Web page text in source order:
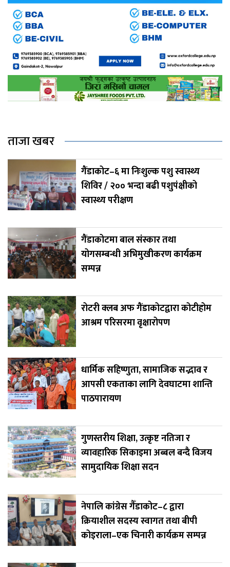
ताजा खबर
गैंडाकोट–६ मा निःशुल्क पशु स्वास्थ्य
शिविर / २०० भन्दा बढी पशुपंक्षीको
स्वास्थ्य परीक्षण
गैंडाकोटमा बाल संस्कार तथा
योगसम्बन्धी अभिमुखीकरण कार्यक्रम
सम्पन्न
रोटरी क्लब अफ गैंडाकोटद्वारा कोटीहोम
आश्रम परिसरमा वृक्षारोपण
धार्मिक सहिष्णुता, सामाजिक सद्भाव र
आपसी एकताका लागि देवघाटमा शान्ति
पाठपारायण
गुणस्तरीय शिक्षा, उत्कृष्ट नतिजा र
व्यावहारिक सिकाइमा अब्बल बन्दै विजय
सामुदायिक शिक्षा सदन
नेपालि कांग्रेस गैँडाकोट–८ द्वारा
क्रियाशील सदस्य स्वागत तथा बीपी
कोइराला–एक चिनारी कार्यक्रम सम्पन्न